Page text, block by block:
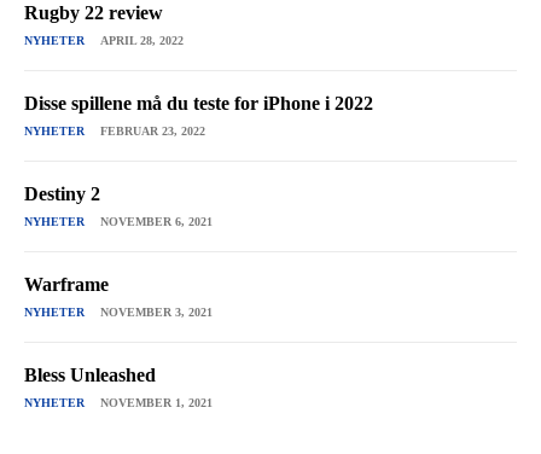
Rugby 22 review
NYHETER APRIL 28, 2022
Disse spillene må du teste for iPhone i 2022
NYHETER FEBRUAR 23, 2022
Destiny 2
NYHETER NOVEMBER 6, 2021
Warframe
NYHETER NOVEMBER 3, 2021
Bless Unleashed
NYHETER NOVEMBER 1, 2021